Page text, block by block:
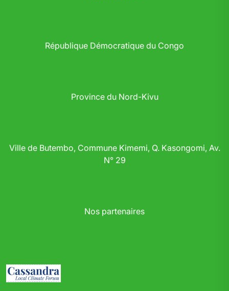
République Démocratique du Congo
Province du Nord-Kivu
Ville de Butembo, Commune Kimemi, Q. Kasongomi, Av.
N° 29
Nos partenaires